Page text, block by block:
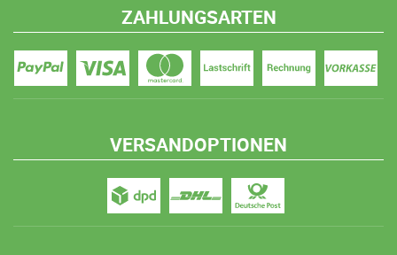
ZAHLUNGSARTEN
VERSANDOPTIONEN